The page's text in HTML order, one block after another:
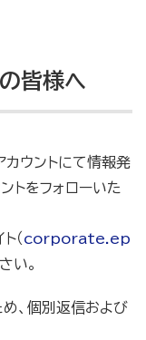
皆様へ
カウントにて情報発
トをフォローいた
（ corporate.ep
い。
、個別返信および